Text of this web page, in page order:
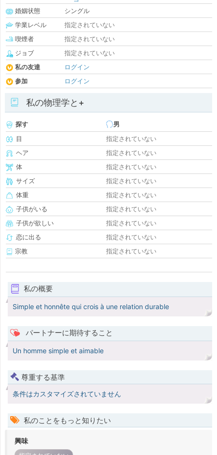
婚姻状態
シングル
学業レベル
指定されていない
喫煙者
指定されていない
ジョブ
指定されていない
私の友達
ログイン
参加
ログイン
私の物理学と+
探す
男
目
指定されていない
ヘア
指定されていない
体
指定されていない
サイズ
指定されていない
体重
指定されていない
子供がいる
指定されていない
子供が欲しい
指定されていない
恋に出る
指定されていない
宗教
指定されていない
私の概要
Simple et honnête qui crois à une relation durable
パートナーに期待すること
Un homme simple et aimable
尊重する基準
条件はカスタマイズされていません
私のことをもっと知りたい
興味